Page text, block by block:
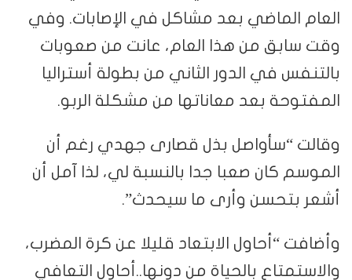
العام الماضي بعد مشاكل في الإصابات. وفي
وقت سابق من هذا العام، عانت من صعوبات
بالتنفس في الدور الثاني من بطولة أستراليا
المفتوحة بعد معاناتها من مشكلة الربو.
وقالت “سأواصل بذل قصارى جهدي رغم أن
الموسم كان صعبا جدا بالنسبة لي، لذا آمل أن
أشعر بتحسن وأرى ما سيحدث”.
وأضافت “أحاول الابتعاد قليلا عن كرة المضرب،
والاستمتاع بالحياة من دونها..أحاول التعافي